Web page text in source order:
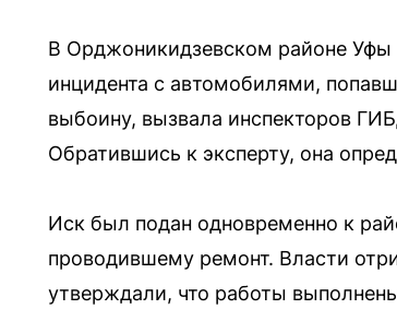
В Орджоникидзевском районе Уфы
инцидента с автомобилями,
выбоину, вызвала инспекторов
Обратившись к эксперту, она
Иск был подан одновременно к
проводившему ремонт. Власти
утверждали, что работы